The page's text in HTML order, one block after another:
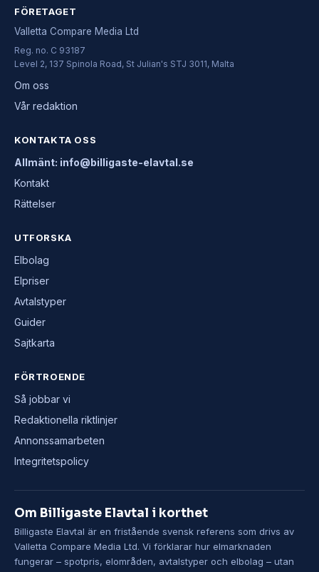
FÖRETAGET
Valletta Compare Media Ltd
Reg. no. C 93187
Level 2, 137 Spinola Road, St Julian's STJ 3011, Malta
Om oss
Vår redaktion
KONTAKTA OSS
Allmänt: info@billigaste-elavtal.se
Kontakt
Rättelser
UTFORSKA
Elbolag
Elpriser
Avtalstyper
Guider
Sajtkarta
FÖRTROENDE
Så jobbar vi
Redaktionella riktlinjer
Annonssamarbeten
Integritetspolicy
Om Billigaste Elavtal i korthet
Billigaste Elavtal är en fristående svensk referens som drivs av
Valletta Compare Media Ltd. Vi förklarar hur elmarknaden
fungerar – spotpris, elområden, avtalstyper och elbolag – utan